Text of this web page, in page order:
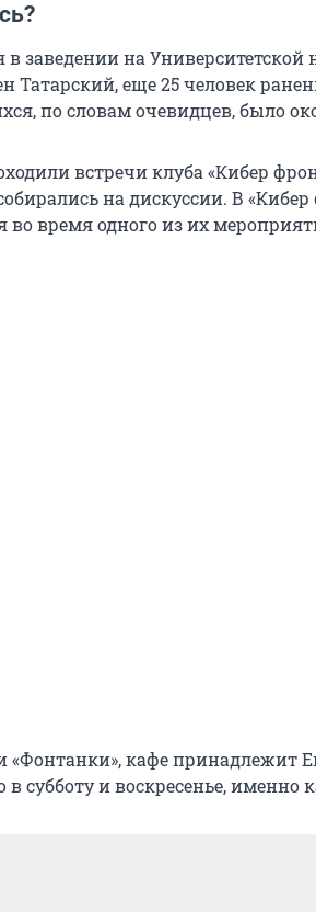
в заведении на Университетской
Татарский, еще 25 человек
по словам очевидцев, было
встречи клуба «Кибер
на дискуссии. В
во время одного из их
кафе принадлежит
в субботу и воскресенье,